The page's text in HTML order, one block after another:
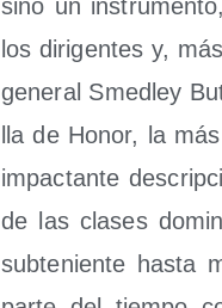
sino un
los diri­gen­tes y,
gene­ral Smed­ley
lla de Honor, la
impac­tan­te
de las cla­ses
sub­te­nien­te has­ta